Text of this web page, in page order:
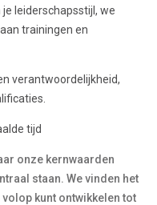
leiderschapsstijl, we
trainingen en
verantwoordelijkheid,
tijd
onze kernwaarden
staan. We vinden het
kunt ontwikkelen tot